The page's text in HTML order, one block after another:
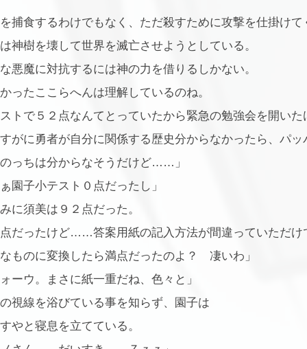
捕食するわけでもなく、ただ殺すために攻撃を仕掛けて
神樹を壊して世界を滅亡させようとしている。
悪魔に対抗するには神の力を借りるしかない。
ったここらへんは理解しているのね。
トで５２点なんてとっていたから緊急の勉強会を開い
がに勇者が自分に関係する歴史分からなかったら、パッ
っちは分からなそうだけど……」
園子小テスト０点だったし」
に須美は９２点だった。
だったけど……答案用紙の記入方法が間違っていただけ
ものに変換したら満点だったのよ？ 凄いわ」
ーウ。まさに紙一重だね、色々と」
視線を浴びている事を知らず、園子は
やと寝息を立てている。